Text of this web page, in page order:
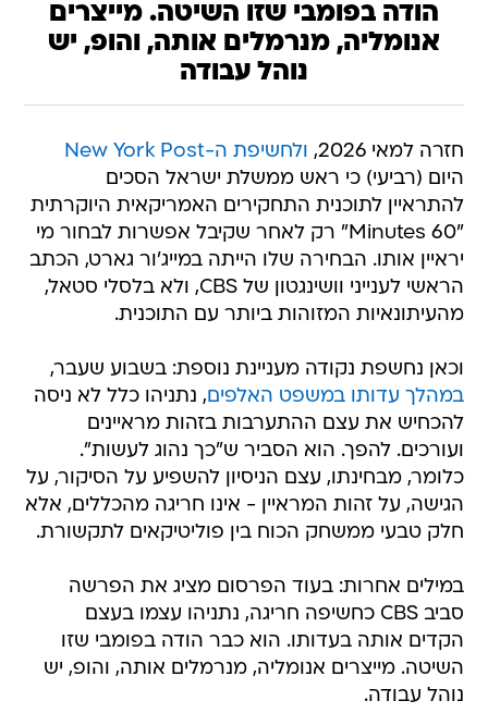
הודה בפומבי שזו השיטה. מייצרים
אנומליה, מנרמלים אותה, והופ, יש
נוהל עבודה
חזרה למאי 2026,
ולחשיפת ה-New York Post
היום (רביעי) כי ראש ממשלת ישראל הסכים
להתראיין לתוכנית התחקירים האמריקאית היוקרתית
"60 Minutes" רק לאחר שקיבל אפשרות לבחור מי
יראיין אותו. הבחירה שלו הייתה במייג'ור גארט, הכתב
הראשי לענייני וושינגטון של CBS, ולא בלסלי סטאל,
מהעיתונאיות המזוהות ביותר עם התוכנית.
וכאן נחשפת נקודה מעניינת נוספת: בשבוע שעבר,
במהלך עדותו במשפט האלפים, נתניהו כלל לא ניסה
להכחיש את עצם ההתערבות בזהות מראיינים
ועורכים. להפך. הוא הסביר ש"כך נהוג לעשות".
כלומר, מבחינתו, עצם הניסיון להשפיע על הסיקור, על
הגישה, על זהות המראיין - אינו חריגה מהכללים, אלא
חלק טבעי ממשחק הכוח בין פוליטיקאים לתקשורת.
במילים אחרות: בעוד הפרסום מציג את הפרשה
סביב CBS כחשיפה חריגה, נתניהו עצמו בעצם
הקדים אותה בעדותו. הוא כבר הודה בפומבי שזו
השיטה. מייצרים אנומליה, מנרמלים אותה, והופ, יש
נוהל עבודה.